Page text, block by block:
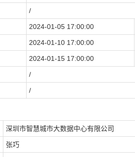
/
2024-01-05 17:00:00
2024-01-10 17:00:00
2024-01-15 17:00:00
/
/
深圳市智慧城市大数据中心有限公司
张巧